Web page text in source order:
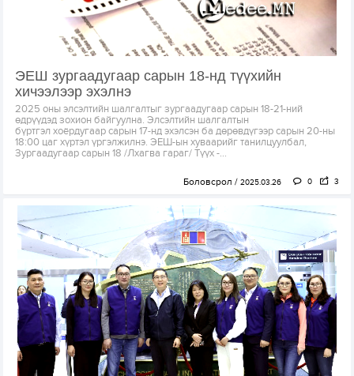
ЭЕШ зургаадугаар сарын 18-нд түүхийн
хичээлээр эхэлнэ
2025 оны элсэлтийн шалгалтыг зургаадугаар сарын 18-21-ний
өдрүүдэд зохион байгуулна. Элсэлтийн шалгалтын
бүртгэл хоёрдугаар сарын 17-нд эхэлсэн ба дөрөвдүгээр сарын 20-ны
18:00 цаг хүртэл үргэлжилнэ. ЭЕШ-ын хуваарийг танилцуулбал,
Зургаадугаар сарын 18 /Лхагва гараг/ Түүх -...
Боловсрол 2025.03.26 0 3